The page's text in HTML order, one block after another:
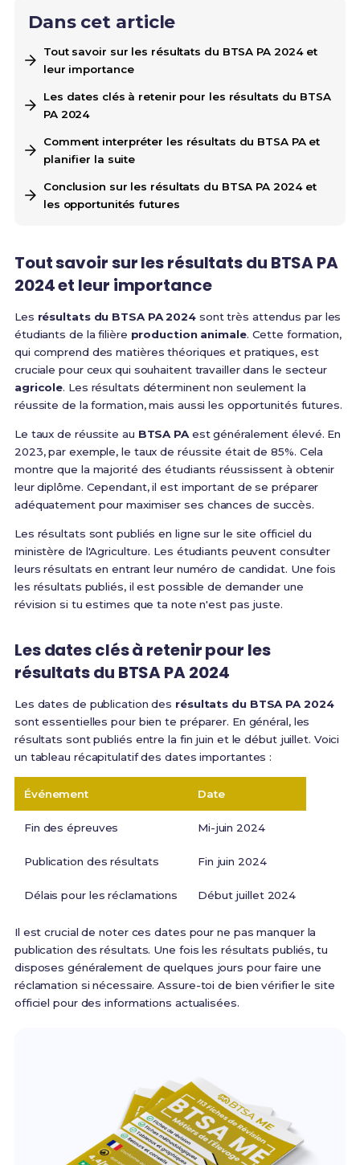
Dans cet article
Tout savoir sur les résultats du BTSA PA 2024 et
leur importance
Les dates clés à retenir pour les résultats du BTSA
PA 2024
Comment interpréter les résultats du BTSA PA et
planifier la suite
Conclusion sur les résultats du BTSA PA 2024 et
les opportunités futures
Tout savoir sur les résultats du BTSA PA
2024 et leur importance
Les résultats du BTSA PA 2024 sont très attendus par les
étudiants de la filière production animale. Cette formation,
qui comprend des matières théoriques et pratiques, est
cruciale pour ceux qui souhaitent travailler dans le secteur
agricole. Les résultats déterminent non seulement la
réussite de la formation, mais aussi les opportunités futures.
Le taux de réussite au BTSA PAest généralement élevé. En
2023, par exemple, le taux de réussite était de 85%. Cela
montre que la majorité des étudiants réussissent à obtenir
leur diplôme. Cependant, il est important de se préparer
adéquatement pour maximiser ses chances de succès.
Les résultats sont publiés en ligne sur le site officiel du
ministère de l'Agriculture. Les étudiants peuvent consulter
leurs résultats en entrant leur numéro de candidat. Une fois
les résultats publiés, il est possible de demander une
révision si tu estimes que ta note n'est pas juste.
Les dates clés à retenir pour les
résultats du BTSA PA 2024
Les dates de publication des résultats du BTSA PA 2024
sont essentielles pour bien te préparer. En général, les
résultats sont publiés entre la fin juin et le début juillet. Voici
un tableau récapitulatif des dates importantes :
Événement Date
Fin des épreuves Mi-juin 2024
Publication des résultats Fin juin 2024
Délais pour les réclamations Début juillet 2024
Il est crucial de noter ces dates pour ne pas manquer la
publication des résultats. Une fois les résultats publiés, tu
disposes généralement de quelques jours pour faire une
réclamation si nécessaire. Assure-toi de bien vérifier le site
officiel pour des informations actualisées.